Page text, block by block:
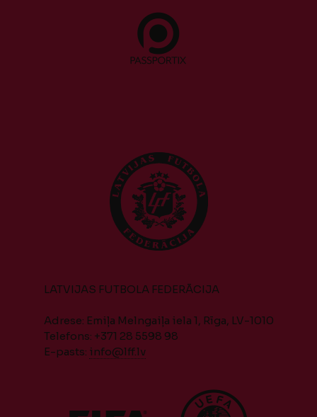
LATVIJAS FUTBOLA FEDERĀCIJA
Adrese: Emiļa Melngaiļa iela 1, Rīga, LV-1010
Telefons: +371 28 5598 98
E-pasts: info@lff.lv